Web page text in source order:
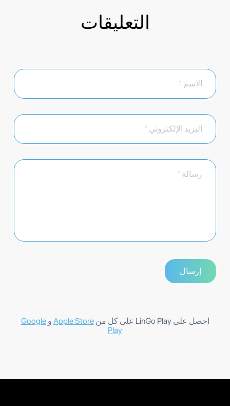
التعليقات
احصل على LinGo Play على كل من Apple Store وGoogle
Play